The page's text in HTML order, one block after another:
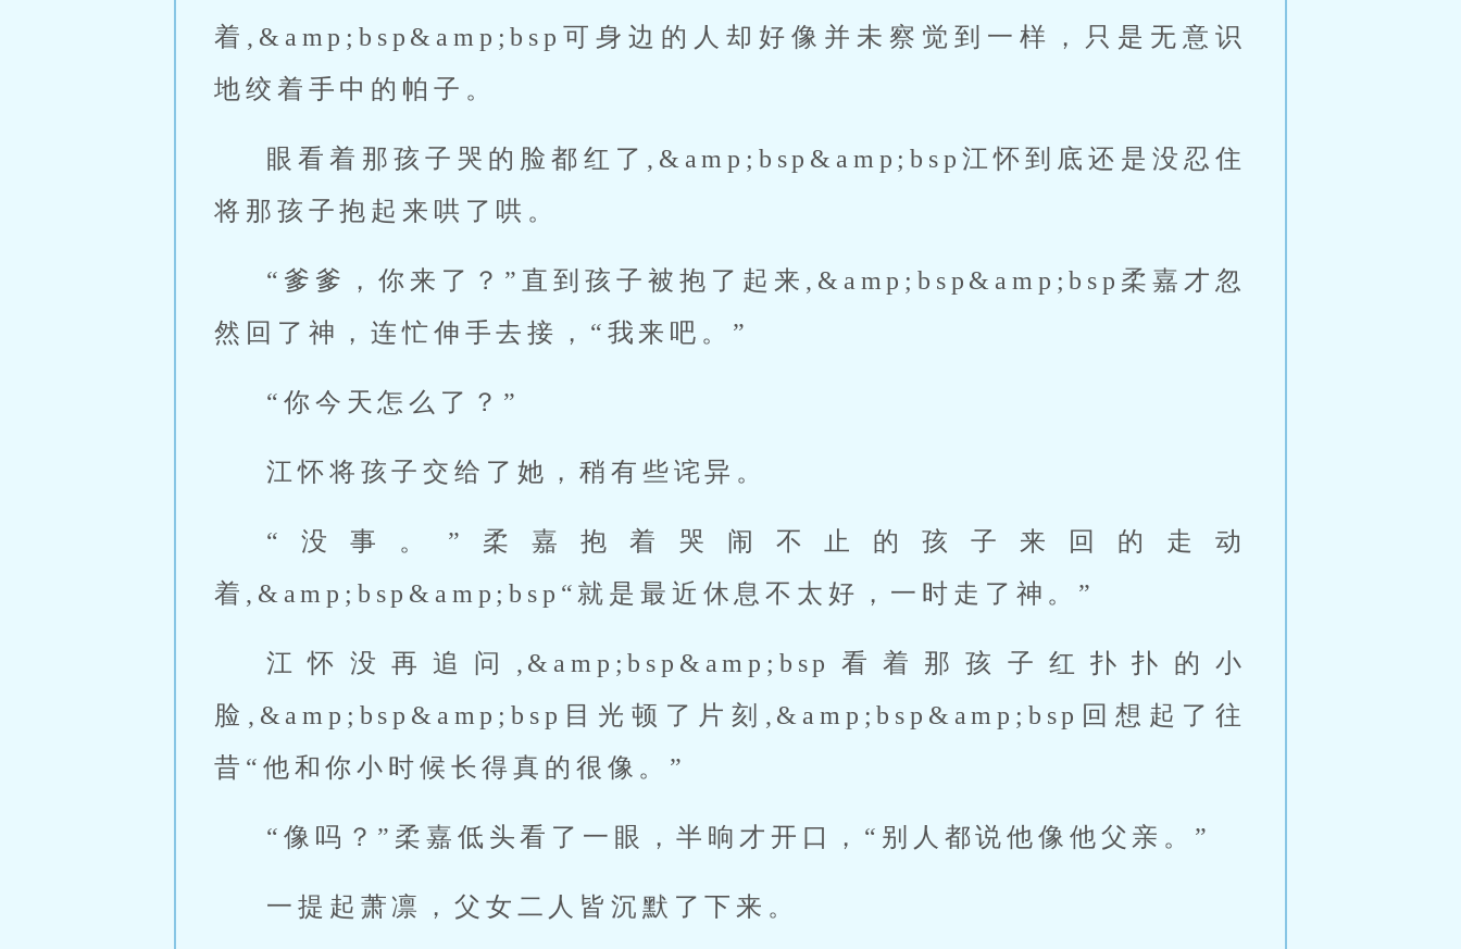
着,&amp;bsp&amp;bsp可身边的人却好像并未察觉到一样，只是无意识
地绞着手中的帕子。
眼看着那孩子哭的脸都红了,&amp;bsp&amp;bsp江怀到底还是没忍住
将那孩子抱起来哄了哄。
“爹爹，你来了？”直到孩子被抱了起来,&amp;bsp&amp;bsp柔嘉才忽
然回了神，连忙伸手去接，“我来吧。”
“你今天怎么了？”
江怀将孩子交给了她，稍有些诧异。
“没事。”柔嘉抱着哭闹不止的孩子来回的走动
着,&amp;bsp&amp;bsp“就是最近休息不太好，一时走了神。”
江怀没再追问,&amp;bsp&amp;bsp看着那孩子红扑扑的小
脸,&amp;bsp&amp;bsp目光顿了片刻,&amp;bsp&amp;bsp回想起了往
昔“他和你小时候长得真的很像。”
“像吗？”柔嘉低头看了一眼，半晌才开口，“别人都说他像他父亲。”
一提起萧凛，父女二人皆沉默了下来。